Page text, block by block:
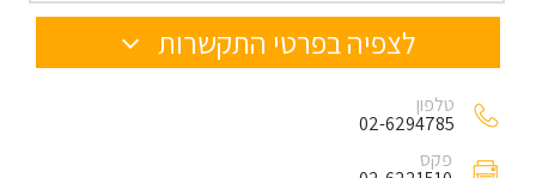
לצפיה בפרטי התקשרות
טלפון
02-6294785
פקס